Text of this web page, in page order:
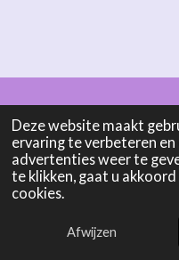
Deze website maakt
ervaring te verbeteren
advertenties weer te
te klikken, gaat u
cookies.
Afwijzen
© 2025 - 2026 Boonen
Powered byJouwWeb
E-mailadres